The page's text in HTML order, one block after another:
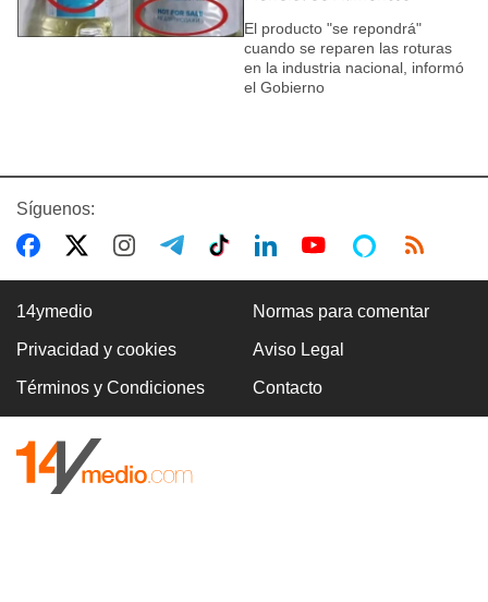
El producto "se repondrá"
cuando se reparen las roturas
en la industria nacional, informó
el Gobierno
Síguenos:
14ymedio Normas para comentar
Privacidad y cookies Aviso Legal
Términos y Condiciones Contacto